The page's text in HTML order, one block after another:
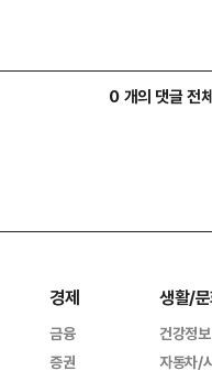
0 개의 댓글 전
경제
금융
증권
생활/
건강정보
자동차/